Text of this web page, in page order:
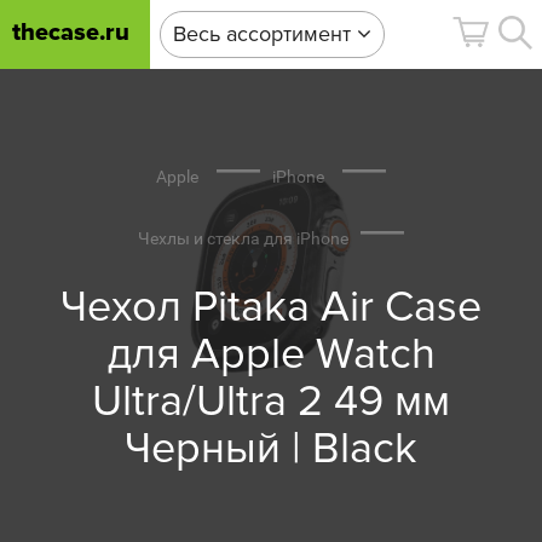
thecase.ru Весь ассортимент
Apple iPhone
Чехлы и стекла для iPhone
Чехол Pitaka Air Case
для Apple Watch
Ultra/Ultra 2 49 мм
Черный | Black